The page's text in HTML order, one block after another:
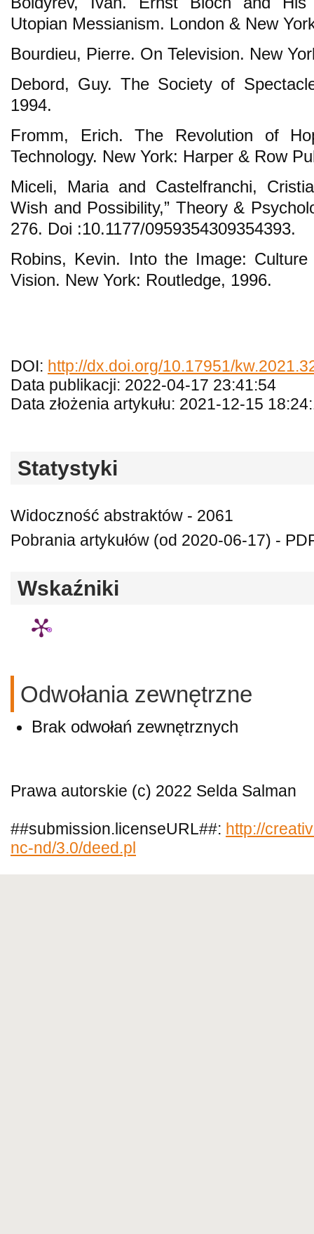
Utopian Messianism. London & New
Bourdieu, Pierre. On Television. New
Debord, Guy. The Society of
1994.
Fromm, Erich. The Revolution of
Technology. New York: Harper & Row
Miceli, Maria and Castelfranchi,
Wish and Possibility,” Theory &
276. Doi :10.1177/0959354309354393.
Robins, Kevin. Into the Image:
Vision. New York: Routledge, 1996.
DOI: http://dx.doi.org/10.17951/
Data publikacji: 2022-04-17 23:41:54
Data złożenia artykułu: 2021-12-15
Statystyki
Widoczność abstraktów - 2061
Pobrania artykułów (od 2020-06-17) -
Wskaźniki
Odwołania zewnętrzne
Brak odwołań zewnętrznych
Prawa autorskie (c) 2022 Selda Salman
##submission.licenseURL##: http://
nc-nd/3.0/deed.pl